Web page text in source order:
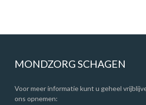
MONDZORG SCHAGEN
Voor meer informatie kunt u geheel
ons opnemen: